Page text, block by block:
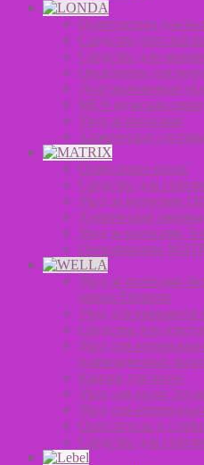
Осветлители для
Средства для
Средства для
Оксиданты для
Долговременная
MEN мужская серия
Уход за волосами
Химические
Осветление волос
Средства для
Уход за волосами
Химическая завивка
Уход за волосами
Окрашивание
Уход за волосами
линия Elements
Уход для вьющихся
Средства для
Уход для
поврежденных
Краски для волос
Уход для волос
Уход для
Окислители и
Средства для